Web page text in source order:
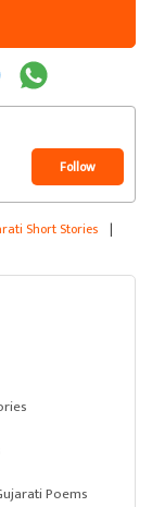
Follow
Short Stories |
Poems